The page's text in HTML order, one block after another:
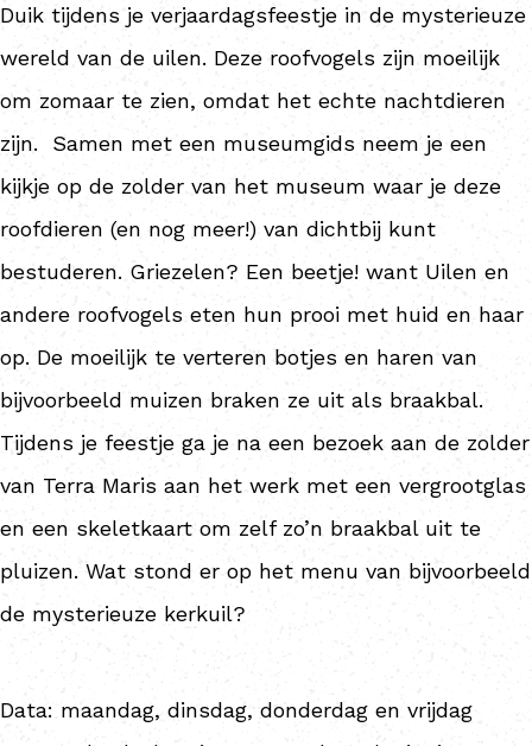
Duik tijdens je verjaardagsfeestje in de mysterieuze
wereld van de uilen. Deze roofvogels zijn moeilijk
om zomaar te zien, omdat het echte nachtdieren
zijn. Samen met een museumgids neem je een
kijkje op de zolder van het museum waar je deze
roofdieren (en nog meer!) van dichtbij kunt
bestuderen. Griezelen? Een beetje! want Uilen en
andere roofvogels eten hun prooi met huid en haar
op. De moeilijk te verteren botjes en haren van
bijvoorbeeld muizen braken ze uit als braakbal.
Tijdens je feestje ga je na een bezoek aan de zolder
van Terra Maris aan het werk met een vergrootglas
en een skeletkaart om zelf zo’n braakbal uit te
pluizen. Wat stond er op het menu van bijvoorbeeld
de mysterieuze kerkuil?
Data: maandag, dinsdag, donderdag en vrijdag